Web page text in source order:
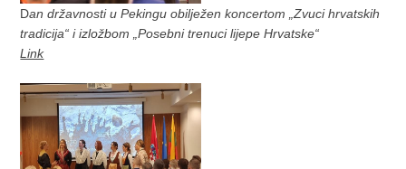
Dan državnosti u Pekingu obilježen koncertom „Zvuci hrvatskih
tradicija“ i izložbom „Posebni trenuci lijepe Hrvatske“
Link